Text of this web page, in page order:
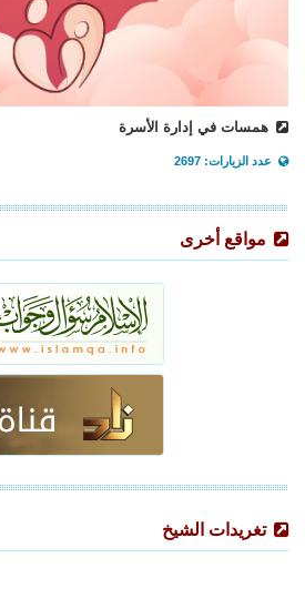
همسات في إدارة الأسرة
عدد الزيارات: 2697
مواقع أخرى
تغريدات الشيخ